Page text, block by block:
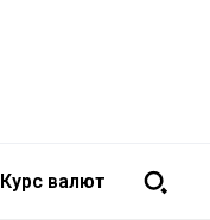
Курс валют